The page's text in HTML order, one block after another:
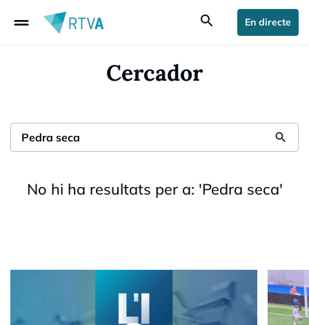
drag_handle search En directe
Cercador
search
No hi ha resultats per a: 'Pedra seca'